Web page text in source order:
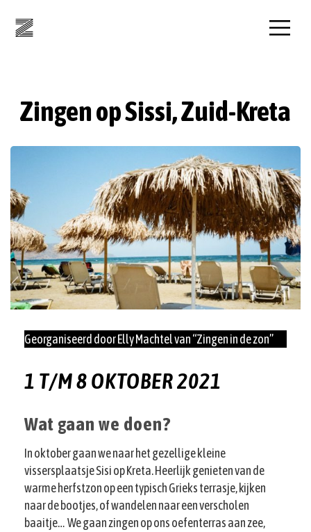
Zingen op Sissi, Zuid-Kreta
Georganiseerd door Elly Machtel van “Zingen in de zon”
1 T/M 8 OKTOBER 2021
Wat gaan we doen?
In oktober gaan we naar het gezellige kleine
vissersplaatsje Sisi op Kreta. Heerlijk genieten van de
warme herfstzon op een typisch Grieks terrasje, kijken
naar de bootjes, of wandelen naar een verscholen
baaitje… We gaan zingen op ons oefenterras aan zee,